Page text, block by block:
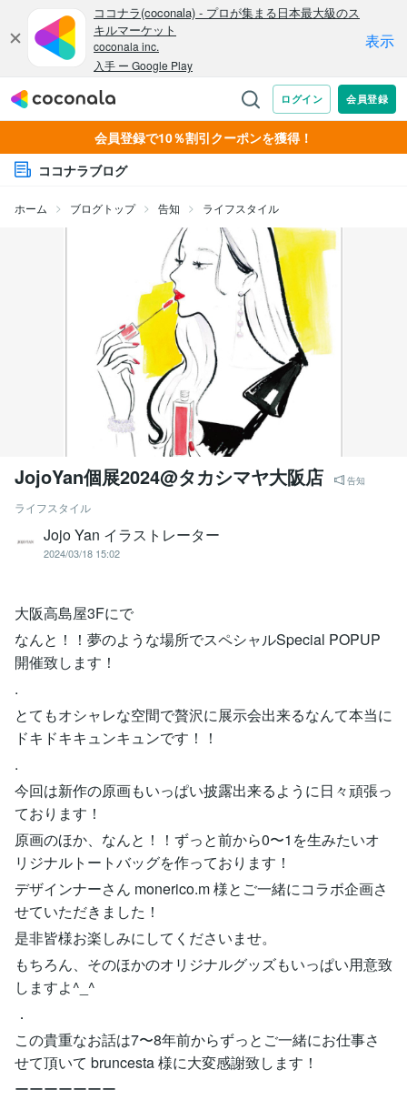
会員登録で10％割引クーポンを獲得！
ココナラブログ
ホーム ブログトップ 告知 ライフスタイル
JojoYan個展2024@タカシマヤ大阪店 告知
ライフスタイル
Jojo Yan イラストレーター
2024/03/18 15:02
大阪高島屋3Fにで
なんと！！夢のような場所でスペシャルSpecial POPUP
開催致します！
.
とてもオシャレな空間で贅沢に展示会出来るなんて本当に
ドキドキキュンキュンです！！
.
今回は新作の原画もいっぱい披露出来るように日々頑張っ
ております！
原画のほか、なんと！！ずっと前から0〜1を生みたいオ
リジナルトートバッグを作っております！
デザインナーさん monerico.m 様とご一緒にコラボ企画さ
せていただきました！
是非皆様お楽しみにしてくださいませ。
もちろん、そのほかのオリジナルグッズもいっぱい用意致
しますよ^_^
．
この貴重なお話は7〜8年前からずっとご一緒にお仕事さ
せて頂いて bruncesta 様に大変感謝致します！
ーーーーーーー